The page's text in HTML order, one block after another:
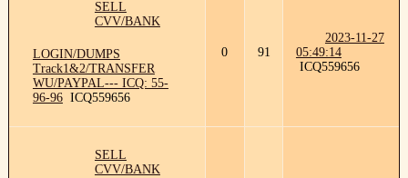
SELL
CVV/BANK
LOGIN/DUMPS
Track1&2/TRANSFER
WU/PAYPAL--- ICQ: 55-
96-96 ICQ559656
0 91
2023-11-27
05:49:14
ICQ559656
SELL
CVV/BANK